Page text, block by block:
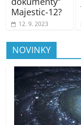
Majestic-12?
12. 9. 2023
NOVINKY